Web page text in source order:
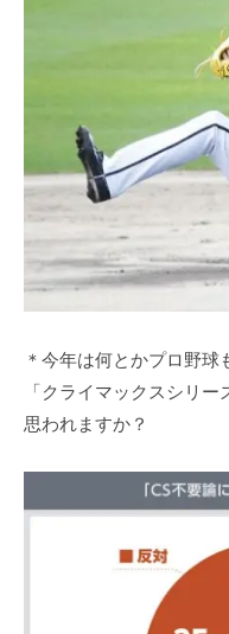
＊今年は何とかプロ野球
「クライマックスシリ
思われますか？